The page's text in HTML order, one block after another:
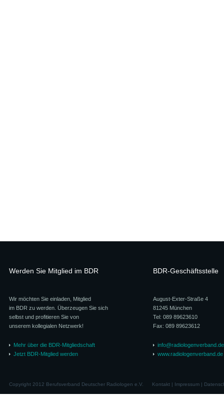
Werden Sie Mitglied im BDR
Wir möchten Sie einladen, Mitglied
im BDR zu werden. Überzeugen Sie sich
selbst und profitieren Sie von
unserem kollegialen Netzwerk!
Mehr über die BDR-Mitgliedschaft
Jetzt BDR-Mitglied werden
BDR-Geschäftsstelle
August-Exter-Straße 4
81245 München
Tel: 089 89623610
Fax: 089 89623612
info@radiologenverband.de
www.radiologenverband.de
Copyright 2012 Berufsverband Deutscher Radiologen e.V. Kontakt| Impressum|